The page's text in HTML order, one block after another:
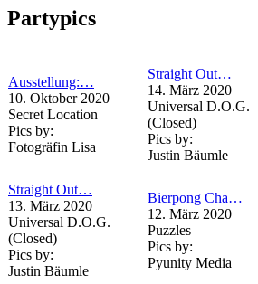
Partypics
Ausstellung:…
10. Oktober 2020
Secret Location
Pics by:
Fotogräfin Lisa
Straight Out…
14. März 2020
Universal D.O.G.
(Closed)
Pics by:
Justin Bäumle
Straight Out…
13. März 2020
Universal D.O.G.
(Closed)
Pics by:
Justin Bäumle
Bierpong Cha…
12. März 2020
Puzzles
Pics by:
Pyunity Media